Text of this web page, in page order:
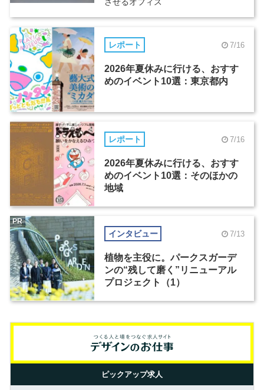
レポート 7/16
2026年夏休みに行ける、おすす
めのイベント10選：東京都内
レポート 7/16
2026年夏休みに行ける、おすす
めのイベント10選：そのほかの
地域
インタビュー 7/13
植物を主役に。パークスガーデ
ンの“残して磨く”リニューアル
プロジェクト（1）
PR
ピックアップ求人